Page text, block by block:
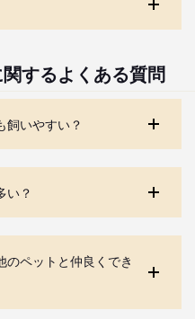
関するよくある質問
飼いやすい？
い？
のペットと仲良くでき